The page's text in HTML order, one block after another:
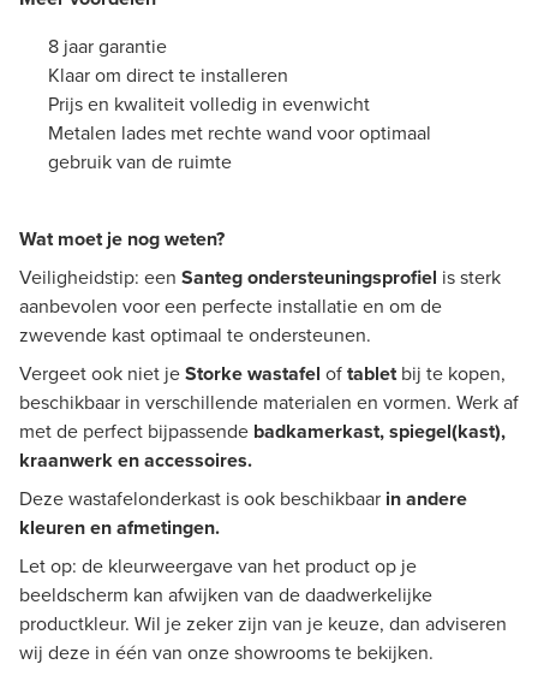
8 jaar garantie
Klaar om direct te installeren
Prijs en kwaliteit volledig in evenwicht
Metalen lades met rechte wand voor optimaal
gebruik van de ruimte
Wat moet je nog weten?
Veiligheidstip: een Santeg ondersteuningsprofiel is sterk
aanbevolen voor een perfecte installatie en om de
zwevende kast optimaal te ondersteunen.
Vergeet ook niet jeStorke wastafel oftabletbij te kopen,
beschikbaar in verschillende materialen en vormen. Werk af
met de perfect bijpassende badkamerkast, spiegel(kast),
kraanwerk en accessoires.
Deze wastafelonderkast is ook beschikbaar in andere
kleuren en afmetingen.
Let op: de kleurweergave van het product op je
beeldscherm kan afwijken van de daadwerkelijke
productkleur. Wil je zeker zijn van je keuze, dan adviseren
wij deze in één van onze showrooms te bekijken.